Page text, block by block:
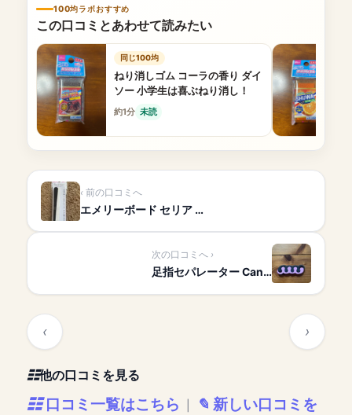
100均ラボおすすめ
この口コミとあわせて読みたい
同じ100均
ねり消しゴム コーラの香り ダイ
ソー 小学生は喜ぶねり消し！
約1分 未読
前の口コミへ
エメリーボード セリア …
次の口コミへ
足指セパレーター Can…
他の口コミを見る
口コミ一覧はこちら
新しい口コミを